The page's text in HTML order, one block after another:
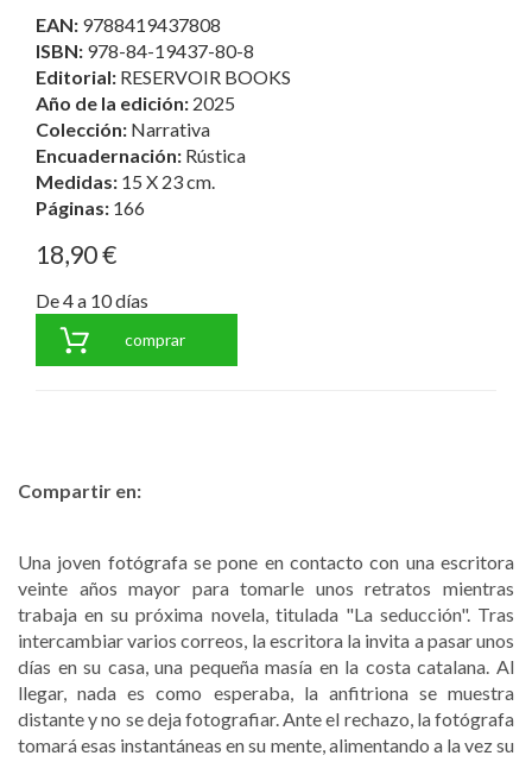
EAN: 9788419437808
ISBN: 978-84-19437-80-8
Editorial: RESERVOIR BOOKS
Año de la edición: 2025
Colección: Narrativa
Encuadernación: Rústica
Medidas: 15 X 23 cm.
Páginas: 166
18,90 €
De 4 a 10 días
comprar
Compartir en:
Una joven fotógrafa se pone en contacto con una escritora
veinte años mayor para tomarle unos retratos mientras
trabaja en su próxima novela, titulada "La seducción". Tras
intercambiar varios correos, la escritora la invita a pasar unos
días en su casa, una pequeña masía en la costa catalana. Al
llegar, nada es como esperaba, la anfitriona se muestra
distante y no se deja fotografiar. Ante el rechazo, la fotógrafa
tomará esas instantáneas en su mente, alimentando a la vez su